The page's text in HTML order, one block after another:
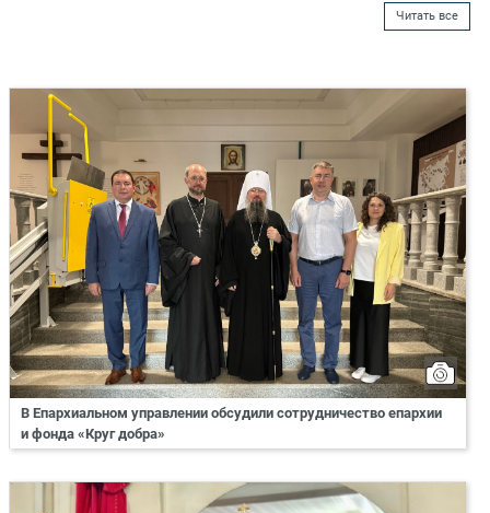
Читать все
В Епархиальном управлении обсудили сотрудничество епархии
и фонда «Круг добра»